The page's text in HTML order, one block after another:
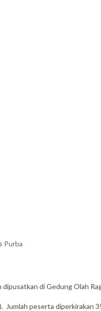
Purba
di Gedung Olah
peserta diperkirakan